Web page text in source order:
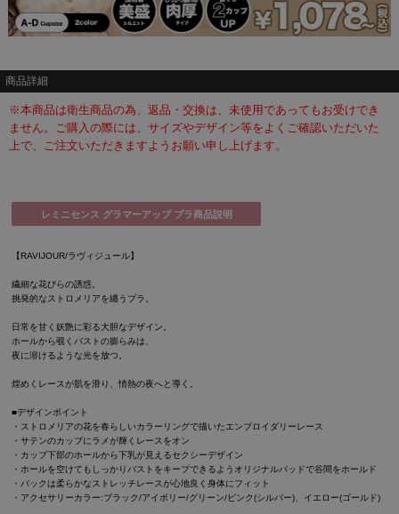
商品詳細
※本商品は衛生商品の為、返品・交換は、未使用であってもお受けでき
ません。ご購入の際には、サイズやデザイン等をよくご確認いただいた
上で、ご注文いただきますようお願い申し上げます。
レミニセンス グラマーアップ ブラ商品説明
【RAVIJOUR/ラヴィジュール】
繊細な花びらの誘惑。
挑発的なストロメリアを纏うブラ。
日常を甘く妖艶に彩る大胆なデザイン。
ホールから覗くバストの膨らみは、
夜に溶けるような光を放つ。
煌めくレースが肌を滑り、情熱の夜へと導く。
■デザインポイント
・ストロメリアの花を春らしいカラーリングで描いたエンブロイダリーレース
・サテンのカップにラメが輝くレースをオン
・カップ下部のホールから下乳が見えるセクシーデザイン
・ホールを空けてもしっかりバストをキープできるようオリジナルパッドで谷間をホールド
・バックは柔らかなストレッチレースが心地良く身体にフィット
・アクセサリーカラー:ブラック/アイボリー/グリーン/ピンク(シルバー)、イエロー(ゴールド)